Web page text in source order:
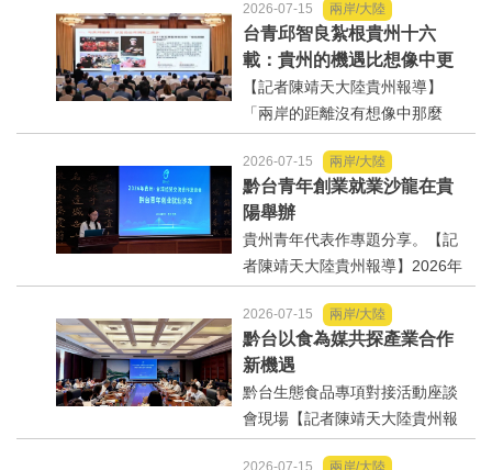
交通運輸
正能量
餐飲美食
法制/司法/監督
026年貴州·臺灣經貿交流合作懇
談會的新黨主席吳成典等嘉賓。
【記者陳靖天大陸貴州報導】大
陸貴州省委書記、...
2026-07-15 兩岸/大陸
台青邱智良紮根貴州十六
載：貴州的機遇比想像中更
多
【記者陳靖天大陸貴州報導】
「兩岸的距離沒有想像中那麼
遠，貴州的機遇遠比想像中更
多。」在2026年貴州·臺灣經貿交
流合作懇談會上，來自臺灣苗栗
的邱智良回首16年前跨海來黔的
經歷，坦言那...
2026-07-15 兩岸/大陸
黔台青年創業就業沙龍在貴
陽舉辦
貴州青年代表作專題分享。【記
者陳靖天大陸貴州報導】2026年
貴州·臺灣經貿交流合作懇談會系
列活動之一的黔台青年創業就業
沙龍，14日在貴陽舉辦。省青年
聯合會主席李劍在致辭中表示，
貴州深耕大資...
2026-07-15 兩岸/大陸
黔台以食為媒共探產業合作
新機遇
黔台生態食品專項對接活動座談
會現場【記者陳靖天大陸貴州報
導】作為2026年貴州·臺灣經貿交
2026-07-15 兩岸/大陸